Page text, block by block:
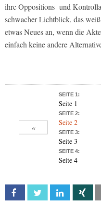
ihre Oppositions- und
schwacher Lichtblick, das
etwas Neues an, wenn die
einfach keine andere
«
SEITE 1:
Seite 1
SEITE 2:
Seite 2
SEITE 3:
Seite 3
SEITE 4:
Seite 4
Facebook Twitter Linkedin